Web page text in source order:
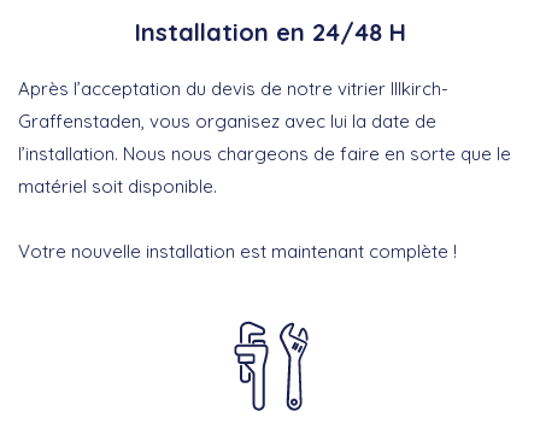
Installation en 24/48 H
Après l’acceptation du devis de notre vitrier Illkirch-
Graffenstaden, vous organisez avec lui la date de
l’installation. Nous nous chargeons de faire en sorte que le
matériel soit disponible.
Votre nouvelle installation est maintenant complète !